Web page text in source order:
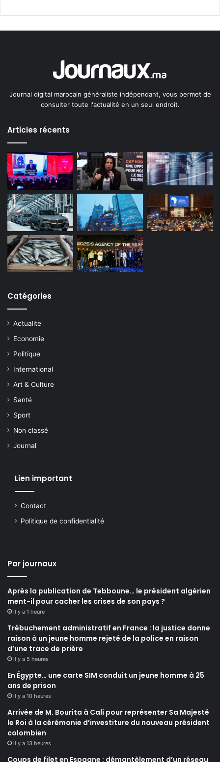
Journal digital marocain généraliste indépendant, vous permet de
consulter toute l'actualité en un seul endroit.
Articles récents
Catégories
Actualite
Economie
Politique
International
Art & Culture
Santé
Sport
Non classé
Journal
Lien important
Contact
Politique de confidentialité
Par journaux
Après la publication de Tebboune… le président algérien
ment-il pour cacher les crises de son pays ?
il y a 1 heure
Trébuchement administratif en France : la justice donne
raison à un jeune homme rejeté de la police en raison
d’une trace de prière
il y a 5 heures
En Égypte… une carte SIM conduit un jeune homme à 25
ans de prison
il y a 10 heures
Arrivée de M. Bourita à Cali pour représenter Sa Majesté
le Roi à la cérémonie d’investiture du nouveau président
colombien
il y a 13 heures
Coups de filet en Espagne : démantèlement d’un réseau